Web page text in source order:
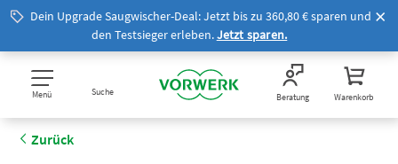
Dein Upgrade Saugwischer-Deal: Jetzt bis zu 360,80 € sparen und
den Testsieger erleben.Jetzt sparen.
Menü Suche Beratung Warenkorb
Zurück